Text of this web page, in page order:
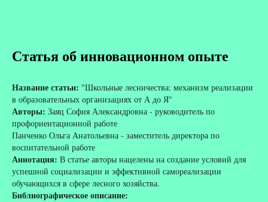
Статья об инновационном опыте
Название статьи: "Школьные лесничества: механизм реализации
в образовательных организациях от А до Я"
Авторы: Заяц София Александровна - руководитель по
профориентационной работе
Панченко Ольга Анатольевна - заместитель директора по
воспитательной работе
Аннотация: В статье авторы нацелены на создание условий для
успешной социализации и эффективной самореализации
обучающихся в сфере лесного хозяйства.
Библиографическое описание: